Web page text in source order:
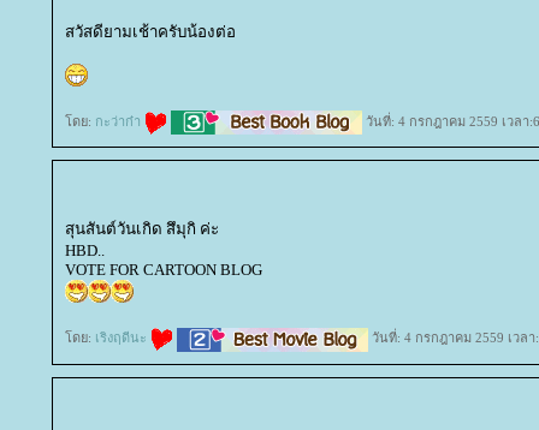
สวัสดียามเช้าครับน้องต่อ
ดย: กะว่าก๋า วันที่: 4 กรกฎาคม 2559 เวลา
สุนสันต์วันเกิด สึมุกิ ค่ะ
HBD..
VOTE FOR CARTOON BLOG
ดย: เริงฤดีนะ วันที่: 4 กรกฎาคม 2559 เวลา